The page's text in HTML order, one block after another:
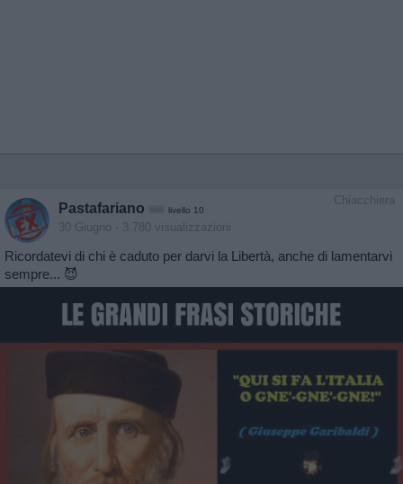
Chiacchiera
Pastafariano livello 10
30 Giugno - 3.780 visualizzazioni
Ricordatevi di chi è caduto per darvi la Libertà, anche di lamentarvi
sempre... 😈